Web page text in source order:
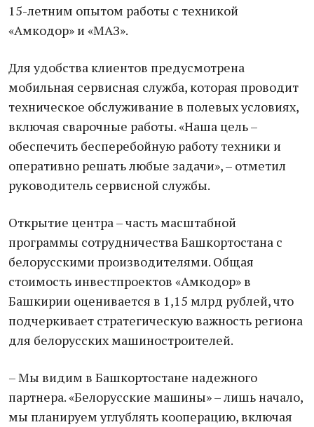
15-летним опытом работы с техникой
«Амкодор» и «МАЗ».
Для удобства клиентов предусмотрена
мобильная сервисная служба, которая проводит
техническое обслуживание в полевых условиях,
включая сварочные работы. «Наша цель –
обеспечить бесперебойную работу техники и
оперативно решать любые задачи», – отметил
руководитель сервисной службы.
Открытие центра – часть масштабной
программы сотрудничества Башкортостана с
белорусскими производителями. Общая
стоимость инвестпроектов «Амкодор» в
Башкирии оценивается в 1,15 млрд рублей, что
подчеркивает стратегическую важность региона
для белорусских машиностроителей.
– Мы видим в Башкортостане надежного
партнера. «Белорусские машины» – лишь начало,
мы планируем углублять кооперацию, включая